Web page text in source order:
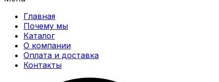
Главная
Почему мы
Каталог
О компании
Оплата и доставка
Контакты